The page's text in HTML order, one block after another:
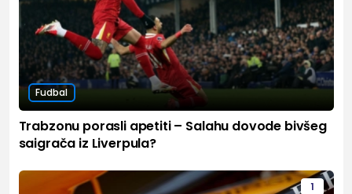
Fudbal
Trabzonu porasli apetiti – Salahu dovode bivšeg
saigrača iz Liverpula?
1